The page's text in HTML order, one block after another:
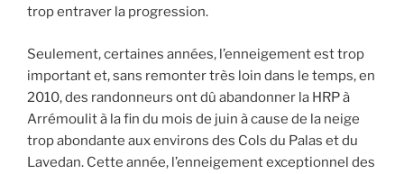
trop entraver la progression.
Seulement, certaines années, l’enneigement est trop
important et, sans remonter très loin dans le temps, en
2010, des randonneurs ont dû abandonner la HRP à
Arrémoulit à la fin du mois de juin à cause de la neige
trop abondante aux environs des Cols du Palas et du
Lavedan. Cette année, l’enneigement exceptionnel des